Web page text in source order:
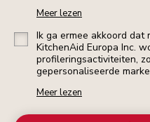
Meer lezen
Ik ga ermee akkoord dat
KitchenAid Europa Inc.
profileringsactiviteiten,
gepersonaliseerde
Meer lezen